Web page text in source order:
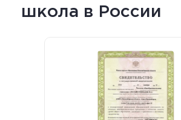
школа в России